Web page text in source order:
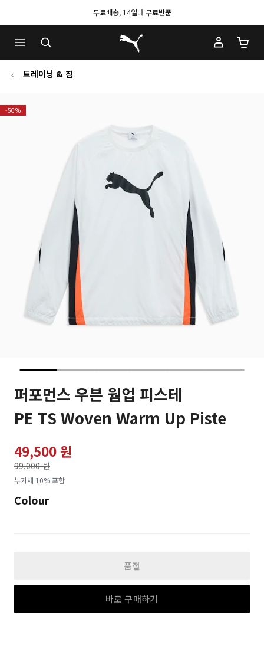
무료배송, 14일내 무료반품
푸마 홈
장바
트레이닝 & 짐
-50%
퍼포먼스 우븐 웜업 피스테
PE TS Woven Warm Up Piste
49,500 원
99,000 원
로
부가세 10% 포함
Colour
품절
바로 구매하기